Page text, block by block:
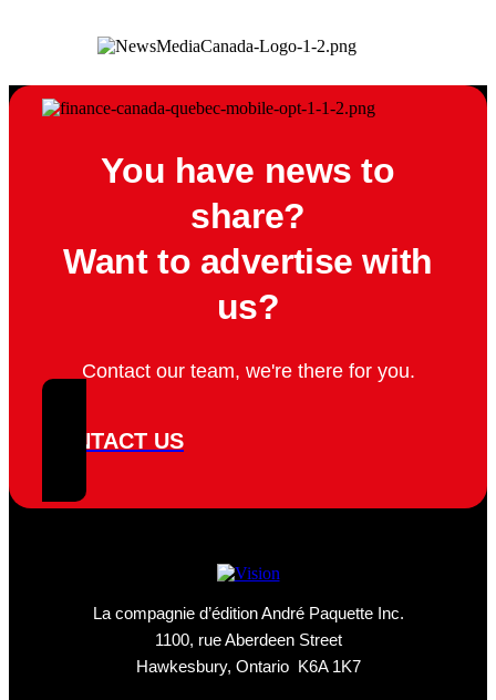
You have news to
share?
Want to advertise with
us?
Contact our team, we're there for you.
CONTACT US
La compagnie d’édition André Paquette Inc.
1100, rue Aberdeen Street
Hawkesbury, Ontario K6A 1K7